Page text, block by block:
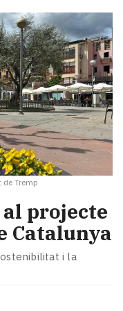
Tremp
projecte
Catalunya
i la